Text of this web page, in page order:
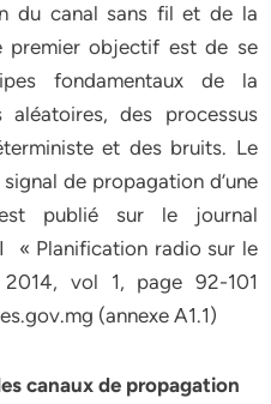
du canal sans fil et de la
premier objectif est de se
fondamentaux de la
aléatoires, des processus
et des bruits. Le
de propagation d’une
publié sur le journal
« Planification radio sur le
vol 1, page 92-101
(annexe A1.1)
canaux de propagation